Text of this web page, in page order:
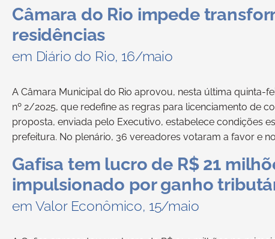
Câmara do Rio impede
residências
em Diário do Rio, 16/maio
A Câmara Municipal do Rio aprovou, nesta última quinta-
nº 2/2025, que redefine as regras para licenciamento de
proposta, enviada pelo Executivo, estabelece condições
prefeitura. No plenário, 36 vereadores votaram a favor e
Gafisa tem lucro de R$ 21
impulsionado por ganho
em Valor Econômico, 15/maio